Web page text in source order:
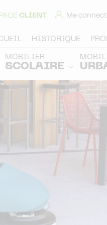
CLIENT Me
HISTORIQUE
MOBILIER
SCOLAIRE